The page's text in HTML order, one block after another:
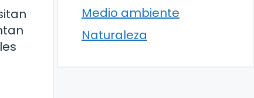
Medio ambiente
Naturaleza